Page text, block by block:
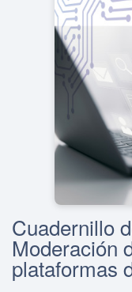
Cuadernillo
Moderación
plataformas